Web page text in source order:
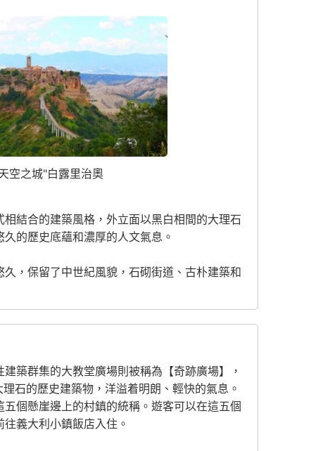
空之城"白露里治奧
結合的建築風格，外立面以黑白相間的大理石
的歷史底蘊和濃厚的人文氣息。
，保留了中世紀風貌，石砌街道、古朴建築和
築群集的大教堂廣場則被稱為【奇跡廣場】，
石的歷史建築物，洋溢着明朗、輕快的氣息。
個懸崖邊上的村鎮的統稱。遊客可以在這五個
義大利小鎮飯店入住。